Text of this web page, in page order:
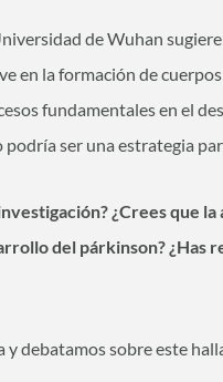
de Wuhan
en la formación de
fundamentales en el
ser una estrategia
¿Crees que
del párkinson? ¿Has
y debatamos sobre este